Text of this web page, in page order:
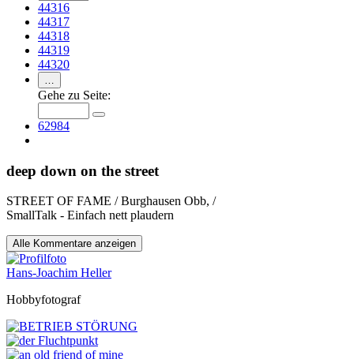
44316
44317
44318
44319
44320
…
Gehe zu Seite:
62984
deep down on the street
STREET OF FAME / Burghausen Obb, /
SmallTalk - Einfach nett plaudern
Alle Kommentare anzeigen
Hans-Joachim Heller
Hobbyfotograf